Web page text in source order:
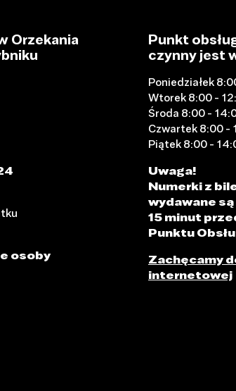
Orzekania
osoby
Punkt
czynny jest
Poniedziałek
Wtorek 8:00 -
Środa 8:00 -
Czwartek 8:00 -
Piątek 8:00 -
Uwaga!
Numerki z
wydawane
15 minut
Punktu
Zachęcamy
internetowej